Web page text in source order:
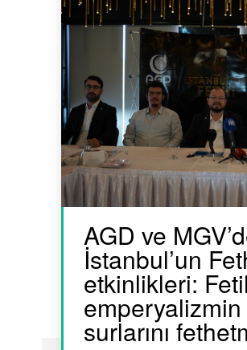
AGD ve
İstanbul’un
etkinlikleri:
emperyalizmin
surlarını